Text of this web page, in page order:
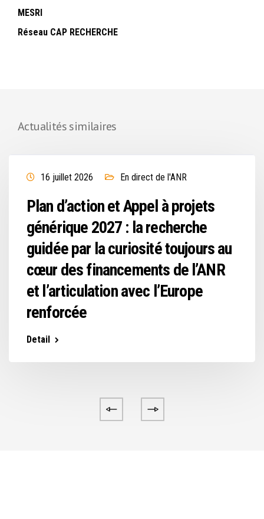
MESRI
Réseau CAP RECHERCHE
Actualités similaires
16 juillet 2026 En direct de l'ANR
Plan d’action et Appel à projets
générique 2027 : la recherche
guidée par la curiosité toujours au
cœur des financements de l’ANR
et l’articulation avec l’Europe
renforcée
Detail